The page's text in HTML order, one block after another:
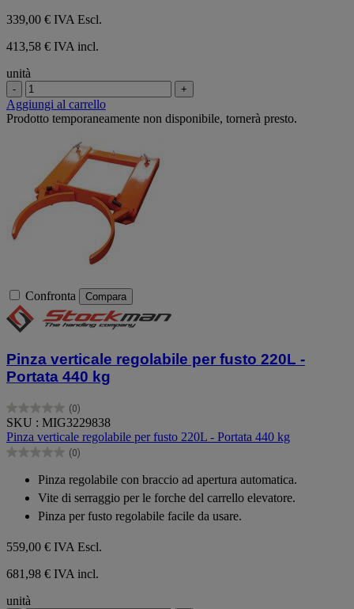
339,00 € IVA Escl.
413,58 € IVA incl.
unità
- +
Aggiungi al carrello
Prodotto temporaneamente non disponibile, tornerà presto.
Confronta Compara
Pinza verticale regolabile per fusto 220L -
Portata 440 kg
(0)
0.0
su
5
stelle.
SKU : MIG3229838
Pinza verticale regolabile per fusto 220L - Portata 440 kg
(0)
0.0
stelle.
Pinza regolabile con braccio ad apertura automatica.
Vite di serraggio per le forche del carrello elevatore.
Pinza per fusto regolabile facile da usare.
559,00 € IVA Escl.
681,98 € IVA incl.
unità